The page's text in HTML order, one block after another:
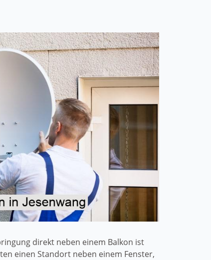
direkt neben einem Balkon ist
einen Standort neben einem Fenster,